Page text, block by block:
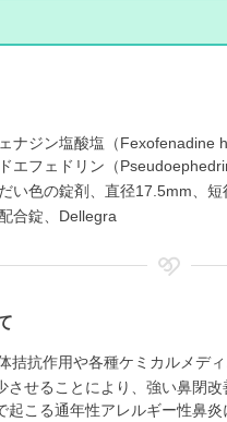
ナジン塩酸塩（Fexofenadine
エフェドリン（
い色の錠剤、直径17.5mm、短
合錠、Dellegra
拮抗作用や各種ケミカルメデ
させることにより、強い鼻閉
こる通年性アレルギー性鼻